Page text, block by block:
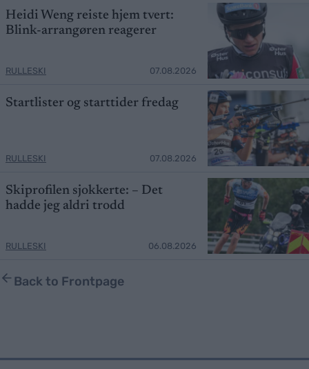
Heidi Weng reiste hjem tvert:
Blink-arrangøren reagerer
RULLESKI 07.08.2026
Startlister og starttider fredag
RULLESKI 07.08.2026
Skiprofilen sjokkerte: – Det
hadde jeg aldri trodd
RULLESKI 06.08.2026
Back to Frontpage